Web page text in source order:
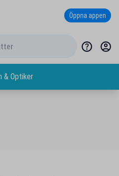
Öppna appen
& Optiker